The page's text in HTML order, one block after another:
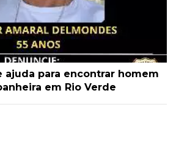
ajuda para encontrar homem
em Rio Verde